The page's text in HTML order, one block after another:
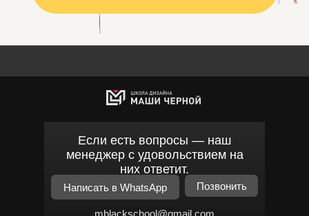
Если есть вопросы — наш
менеджер с удовольствием на
них ответит.
Написать в WhatsApp Позвонить
mblackschool@gmail.com